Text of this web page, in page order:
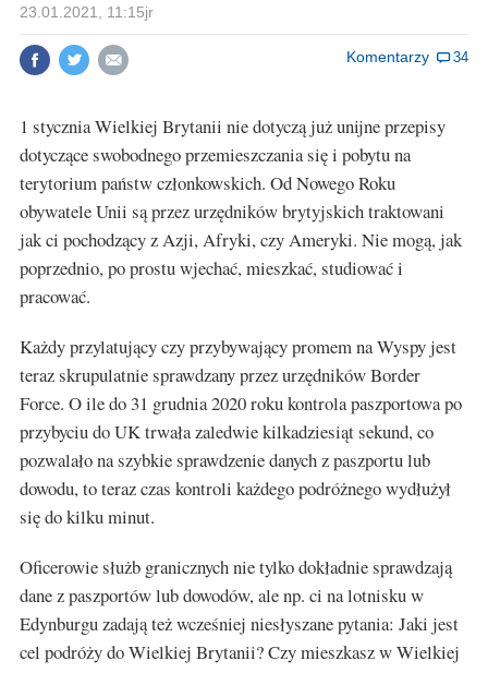
23.01.2021, 11:15jr
Komentarzy 34
1 stycznia Wielkiej Brytanii nie dotyczą już unijne przepisy
dotyczące swobodnego przemieszczania się i pobytu na
terytorium państw członkowskich. Od Nowego Roku
obywatele Unii są przez urzędników brytyjskich traktowani
jak ci pochodzący z Azji, Afryki, czy Ameryki. Nie mogą, jak
poprzednio, po prostu wjechać, mieszkać, studiować i
pracować.
Każdy przylatujący czy przybywający promem na Wyspy jest
teraz skrupulatnie sprawdzany przez urzędników Border
Force. O ile do 31 grudnia 2020 roku kontrola paszportowa po
przybyciu do UK trwała zaledwie kilkadziesiąt sekund, co
pozwalało na szybkie sprawdzenie danych z paszportu lub
dowodu, to teraz czas kontroli każdego podróżnego wydłużył
się do kilku minut.
Oficerowie służb granicznych nie tylko dokładnie sprawdzają
dane z paszportów lub dowodów, ale np. ci na lotnisku w
Edynburgu zadają też wcześniej niesłyszane pytania: Jaki jest
cel podróży do Wielkiej Brytanii? Czy mieszkasz w Wielkiej